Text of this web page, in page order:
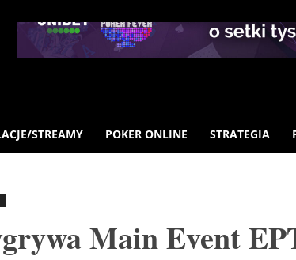
STREAMY POKER ONLINE STRATEGIA
Main Event